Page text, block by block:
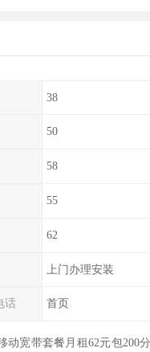
38
50
58
55
62
上门办理安装
话 首页
动宽带套餐月租62元包200